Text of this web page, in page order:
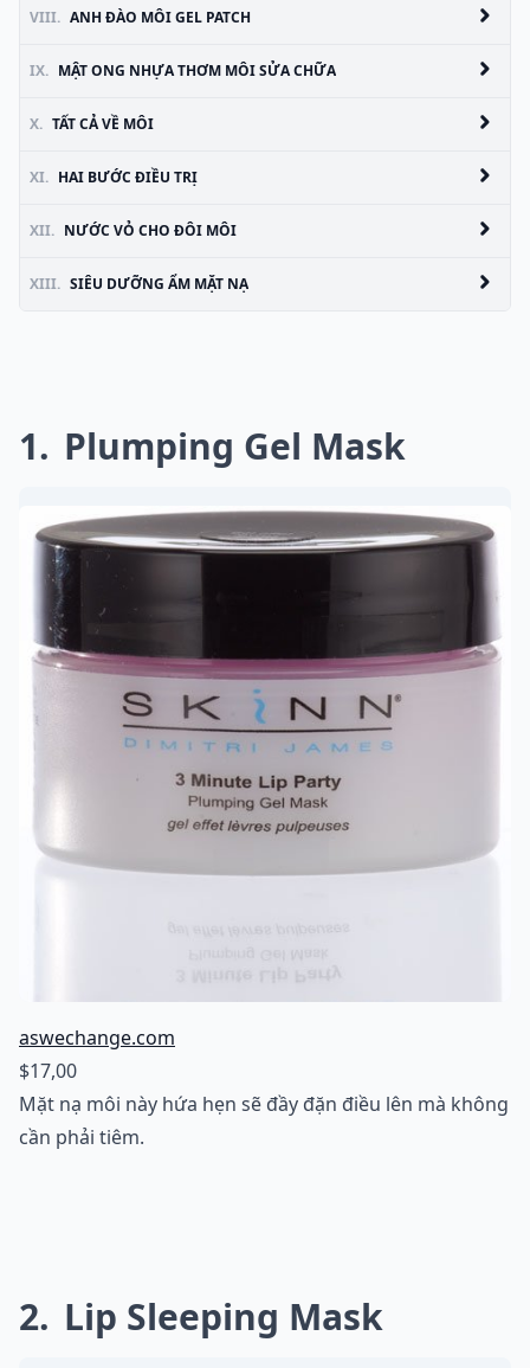
VIII. ANH ĐÀO MÔI GEL PATCH
IX. MẬT ONG NHỰA THƠM MÔI SỬA CHỮA
X. TẤT CẢ VỀ MÔI
XI. HAI BƯỚC ĐIỀU TRỊ
XII. NƯỚC VỎ CHO ĐÔI MÔI
XIII. SIÊU DƯỠNG ẨM MẶT NẠ
1 Plumping Gel Mask
aswechange.com
$17,00
Mặt nạ môi này hứa hẹn sẽ đầy đặn điều lên mà không
cần phải tiêm.
2 Lip Sleeping Mask